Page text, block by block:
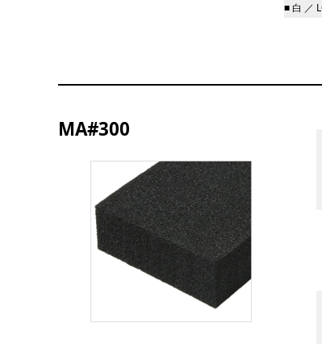
■ 白 ／
MA#300